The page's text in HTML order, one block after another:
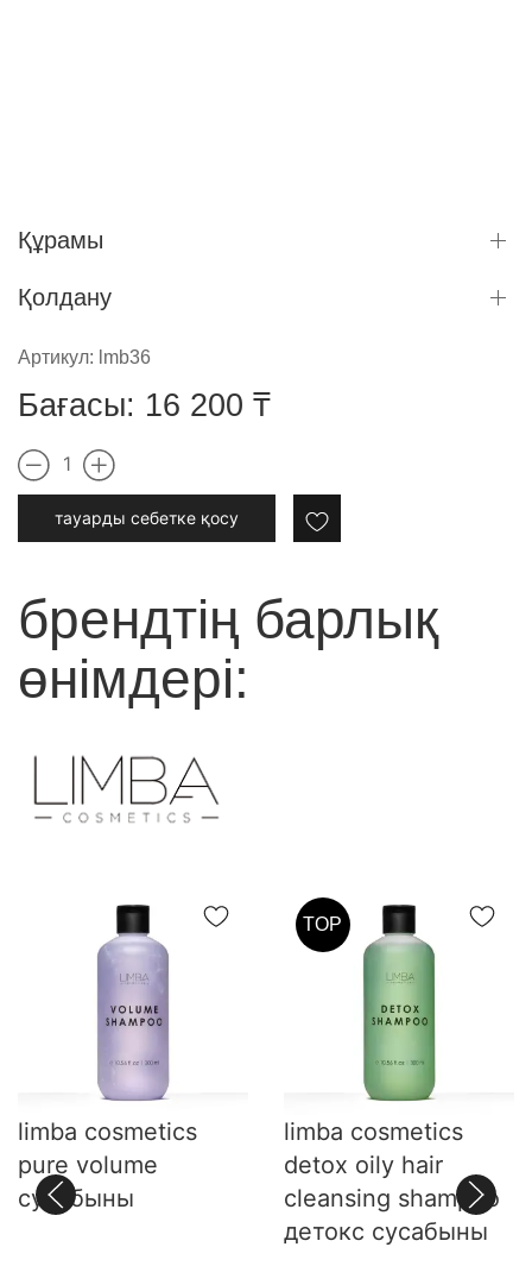
Құрамы
Қолдану
Артикул: lmb36
Бағасы: 16 200 ₸
1
тауарды cебетке қосу
брендтің барлық
өнімдері:
limba cosmetics
pure volume
сусабыны
TOP
limba cosmetics
detox oily hair
cleansing shampoo
детокс сусабыны